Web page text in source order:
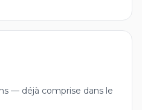
— déjà comprise dans le